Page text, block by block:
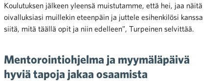
Koulutuksen jälkeen yleensä muistutamme, että hei, jaa näitä
oivalluksiasi muillekin eteenpäin ja juttele esihenkilösi kanssa
siitä, mitä täällä opit ja niin edelleen”, Turpeinen selvittää.
Mentorointiohjelma ja myymäläpäivä
hyviä tapoja jakaa osaamista